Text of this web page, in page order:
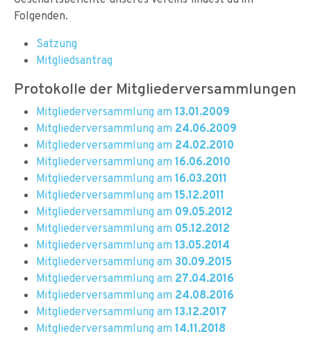
Folgenden.
Satzung
Mitgliedsantrag
Protokolle der Mitgliederversammlungen
Mitgliederversammlung am 13.01.2009
Mitgliederversammlung am 24.06.2009
Mitgliederversammlung am 24.02.2010
Mitgliederversammlung am 16.06.2010
Mitgliederversammlung am 16.03.2011
Mitgliederversammlung am 15.12.2011
Mitgliederversammlung am 09.05.2012
Mitgliederversammlung am 05.12.2012
Mitgliederversammlung am 13.05.2014
Mitgliederversammlung am 30.09.2015
Mitgliederversammlung am 27.04.2016
Mitgliederversammlung am 24.08.2016
Mitgliederversammlung am 13.12.2017
Mitgliederversammlung am 14.11.2018